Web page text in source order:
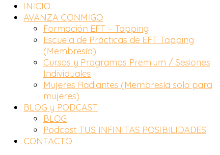
INICIO
AVANZA CONMIGO
Formación EFT – Tapping
Escuela de Prácticas de EFT Tapping
(Membresía)
Cursos y Programas Premium / Sesiones
Individuales
Mujeres Radiantes (Membresía solo para
mujeres)
BLOG y PODCAST
BLOG
Podcast TUS INFINITAS POSIBILIDADES
CONTACTO